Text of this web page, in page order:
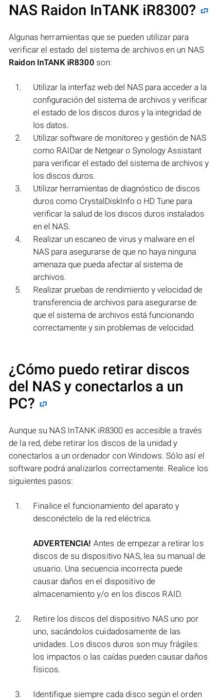
NAS Raidon InTANK iR8300?
Algunas herramientas que se pueden utilizar para
verificar el estado del sistema de archivos en un NAS
Raidon InTANK iR8300 son:
Utilizar la interfaz web del NAS para acceder a la
configuración del sistema de archivos y verificar
el estado de los discos duros y la integridad de
los datos.
Utilizar software de monitoreo y gestión de NAS
como RAIDar de Netgear o Synology Assistant
para verificar el estado del sistema de archivos y
los discos duros.
Utilizar herramientas de diagnóstico de discos
duros como CrystalDiskInfo o HD Tune para
verificar la salud de los discos duros instalados
en el NAS.
Realizar un escaneo de virus y malware en el
NAS para asegurarse de que no haya ninguna
amenaza que pueda afectar al sistema de
archivos.
Realizar pruebas de rendimiento y velocidad de
transferencia de archivos para asegurarse de
que el sistema de archivos está funcionando
correctamente y sin problemas de velocidad.
¿Cómo puedo retirar discos
del NAS y conectarlos a un
PC?
Aunque su NAS InTANK iR8300 es accesible a través
de la red, debe retirar los discos de la unidad y
conectarlos a un ordenador con Windows. Sólo así el
software podrá analizarlos correctamente. Realice los
siguientes pasos:
Finalice el funcionamiento del aparato y
desconéctelo de la red eléctrica.
ADVERTENCIA! Antes de empezar a retirar los
discos de su dispositivo NAS, lea su manual de
usuario. Una secuencia incorrecta puede
causar daños en el dispositivo de
almacenamiento y/o en los discos RAID.
Retire los discos del dispositivo NAS uno por
uno, sacándolos cuidadosamente de las
unidades. Los discos duros son muy frágiles:
los impactos o las caídas pueden causar daños
físicos.
Identifique siempre cada disco según el orden